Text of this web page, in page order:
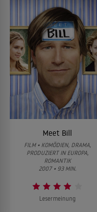
Meet Bill
FILM • KOMÖDIEN, DRAMA,
PRODUZIERT IN EUROPA,
ROMANTIK
2007 • 93 MIN.
Lesermeinung